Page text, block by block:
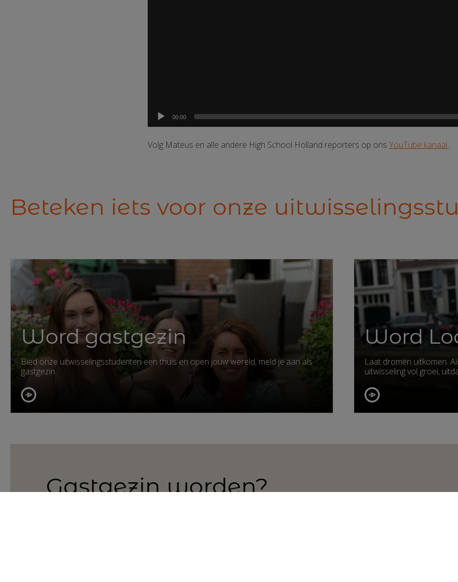
00:00
Volg Mateus en alle andere High School Holland reporters op ons YouTube kanaal.
Beteken iets voor onze
Word gastgezin
Bied onze uitwisselingsstudenten een thuis en open jouw wereld, meld je aan als
gastgezin.
Word
Laat dromen uitkomen.
uitwisseling vol groei,
Gastgezin worden?